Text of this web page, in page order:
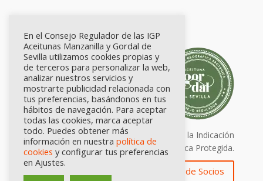
Calidad certificada por Origen. Sellos de la Indicación
Geográfica Protegida.
Zona de Socios
En el Consejo Regulador de las IGP
Aceitunas Manzanilla y Gordal de
Sevilla utilizamos cookies propias y
de terceros para personalizar la web,
analizar nuestros servicios y
mostrarte publicidad relacionada con
tus preferencias, basándonos en tus
hábitos de navegación. Para aceptar
todas las cookies, marca aceptar
todo. Puedes obtener más
información en nuestra política de
cookies y configurar tus preferencias
en Ajustes.